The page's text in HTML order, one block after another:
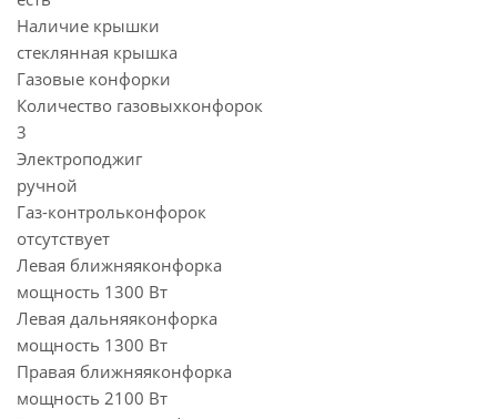
Наличие крышки
стеклянная крышка
Газовые конфорки
Количество газовыхконфорок
3
Электроподжиг
ручной
Газ-контрольконфорок
отсутствует
Левая ближняяконфорка
мощность 1300 Вт
Левая дальняяконфорка
мощность 1300 Вт
Правая ближняяконфорка
мощность 2100 Вт